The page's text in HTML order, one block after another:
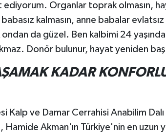
ediyorum. Organlar toprak olmasın,
kalmasın, anne babalar
da güzel. Ben kalbimi 24
Donör bulunur, hayat yeniden
KADAR
Kalp ve Damar Cerrahisi Anabilim
Hamide Akman'ın Türkiye'nin en uzun